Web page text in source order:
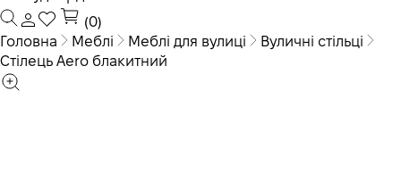
(0)
Головна
Меблі Меблі для вулиці
Вуличні стільці
Стілець Aero блакитний